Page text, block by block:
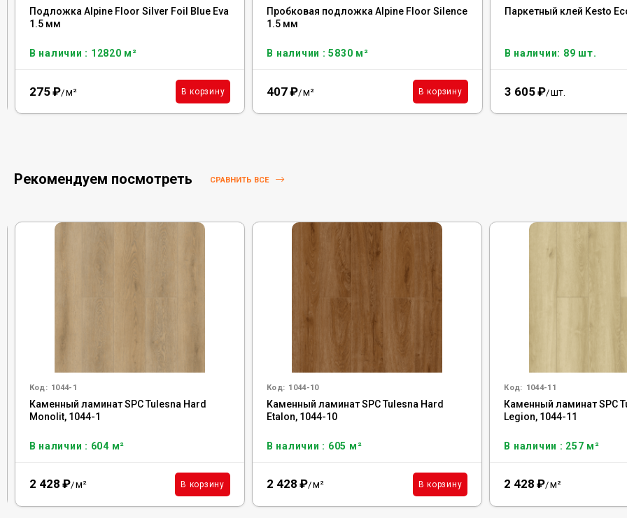
Подложка Alpine Floor Silver Foil Blue Eva
1.5 мм
В наличии : 12820 м²
275₽/м² В корзину
Пробковая подложка Alpine Floor Silence
1.5 мм
В наличии : 5830 м²
407₽/м² В корзину
Паркетный клей Kesto
В наличии: 89 шт.
3 605₽/шт.
Рекомендуем посмотреть СРАВНИТЬ ВСЕ
Код: 1044-1
Каменный ламинат SPC Tulesna Hard
Monolit, 1044-1
В наличии : 604 м²
2 428 ₽/м² В корзину
Код: 1044-10
Каменный ламинат SPC Tulesna Hard
Etalon, 1044-10
В наличии : 605 м²
2 428 ₽/м² В корзину
Код: 1044-11
Каменный ламинат SPC
Legion, 1044-11
В наличии : 257 м²
2 428 ₽/м²